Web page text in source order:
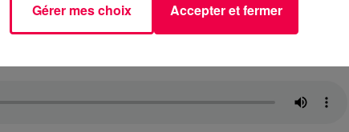
Gérer mes choix Accepter et fermer